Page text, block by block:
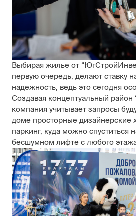
Выбирая жилье от
первую очередь, делают ставку
надежность, ведь это сегодня
Создавая концептуальный район
компания учитывает запросы
доме просторные дизайнерские
паркинг, куда можно спуститься
бесшумном лифте с любого